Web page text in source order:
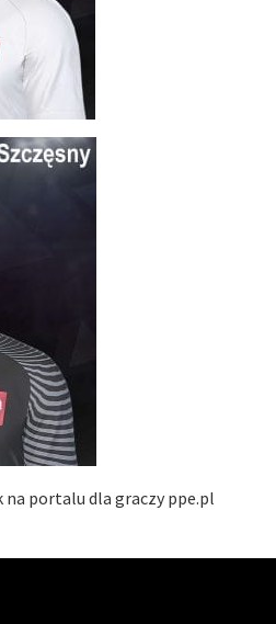
portalu dla graczy ppe.pl